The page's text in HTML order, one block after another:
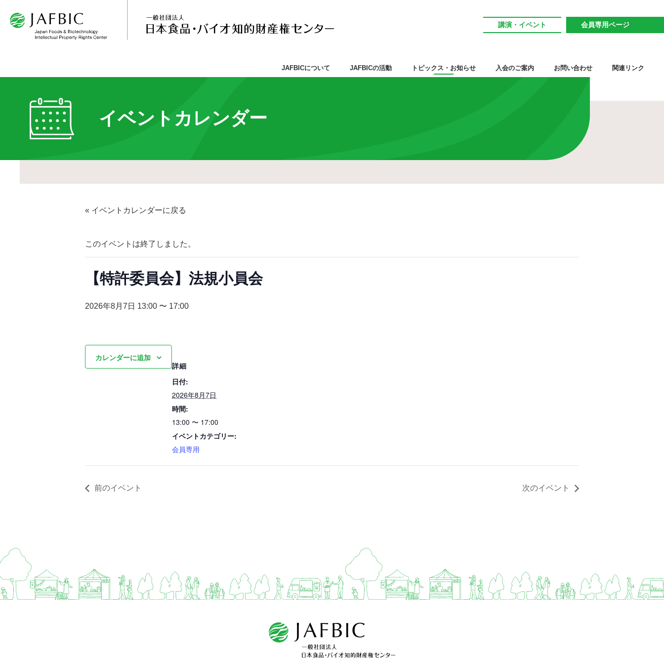
講演・イベント 会員専用ページ
JAFBICについて JAFBICの活動 トピックス・お知らせ 入会のご案内 お問い合わせ 関連リンク
イベントカレンダー
« イベントカレンダーに戻る
このイベントは終了しました。
【特許委員会】法規小員会
2026年8月7日 13:00 〜 17:00
カレンダーに追加
詳細
日付:
2026年8月7日
時間:
13:00 〜 17:00
イベントカテゴリー:
会員専用
前のイベント 次のイベント